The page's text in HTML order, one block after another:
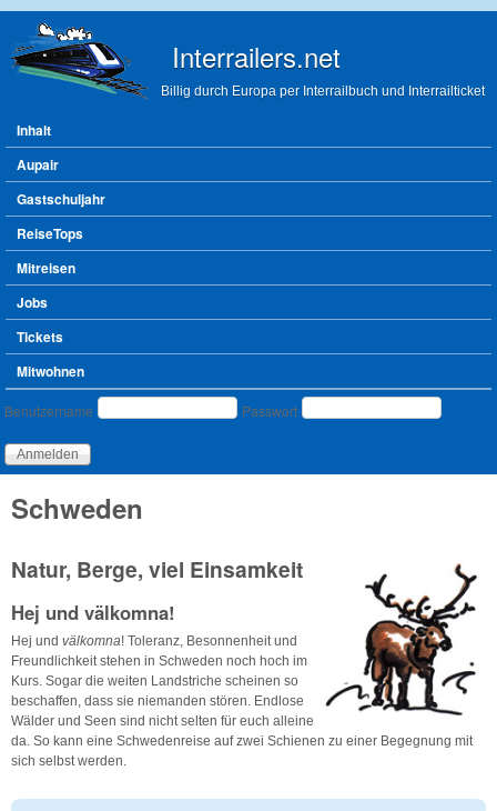
Interrailers.net
Billig durch Europa per Interrailbuch und Interrailticket
Hauptmenü
Inhalt
Aupair
Gastschuljahr
ReiseTops
Mitreisen
Jobs
Tickets
Mitwohnen
Benutzeranmeldung
Benutzername Passwort
Schweden
Natur, Berge, viel Einsamkeit
Hej und välkomna!
Hej und välkomna! Toleranz, Besonnenheit und
Freundlichkeit stehen in Schweden noch hoch im
Kurs. Sogar die weiten Landstriche scheinen so
beschaffen, dass sie niemanden stören. Endlose
Wälder und Seen sind nicht selten für euch alleine
da. So kann eine Schwedenreise auf zwei Schienen zu einer Begegnung mit
sich selbst werden.